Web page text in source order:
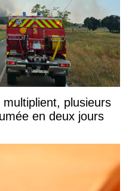
plusieurs
en deux jours